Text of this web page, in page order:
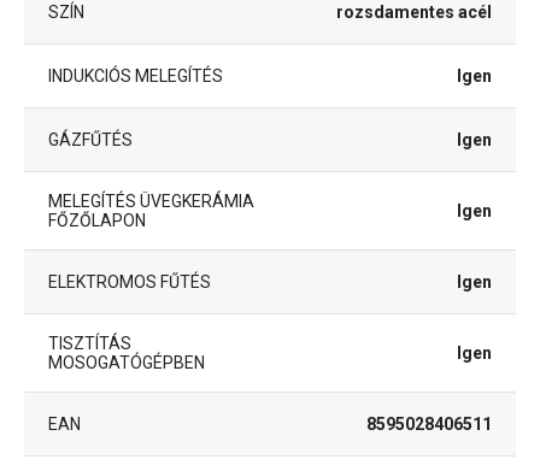
SZÍN rozsdamentes acél
INDUKCIÓS MELEGÍTÉS Igen
GÁZFŰTÉS Igen
MELEGÍTÉS ÜVEGKERÁMIA
FŐZŐLAPON
Igen
ELEKTROMOS FŰTÉS Igen
TISZTÍTÁS
MOSOGATÓGÉPBEN
Igen
EAN 8595028406511